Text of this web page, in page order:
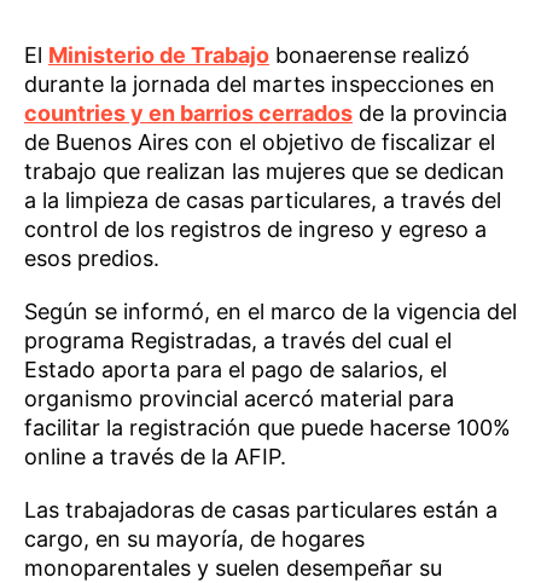
El Ministerio de Trabajo bonaerense realizó
durante la jornada del martes inspecciones en
countries y en barrios cerrados de la provincia
de Buenos Aires con el objetivo de fiscalizar el
trabajo que realizan las mujeres que se dedican
a la limpieza de casas particulares, a través del
control de los registros de ingreso y egreso a
esos predios.
Según se informó, en el marco de la vigencia del
programa Registradas, a través del cual el
Estado aporta para el pago de salarios, el
organismo provincial acercó material para
facilitar la registración que puede hacerse 100%
online a través de la AFIP.
Las trabajadoras de casas particulares están a
cargo, en su mayoría, de hogares
monoparentales y suelen desempeñar su